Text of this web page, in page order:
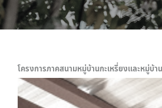
โครงการภาคสนามหมู่บ้านกะเหรี่ยงและหมู่บ้